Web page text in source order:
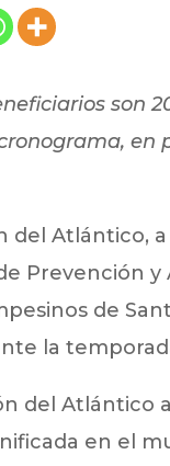
son
en
del Atlántico,
Prevención
de
la
del Atlántico
en el